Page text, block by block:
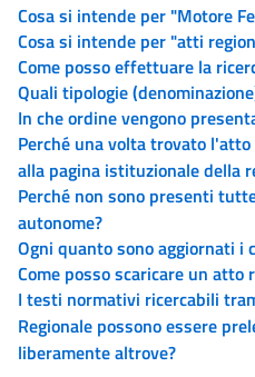
Cosa si intende per "Motore
Cosa si intende per "atti
Come posso effettuare la
Quali tipologie
In che ordine vengono
Perché una volta trovato
alla pagina istituzionale della
Perché non sono presenti
autonome?
Ogni quanto sono aggiornati i
Come posso scaricare un atto
I testi normativi ricercabili
Regionale possono essere
liberamente altrove?